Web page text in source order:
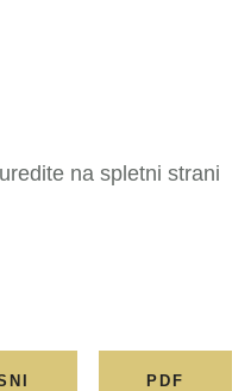
na spletni strani
PDF